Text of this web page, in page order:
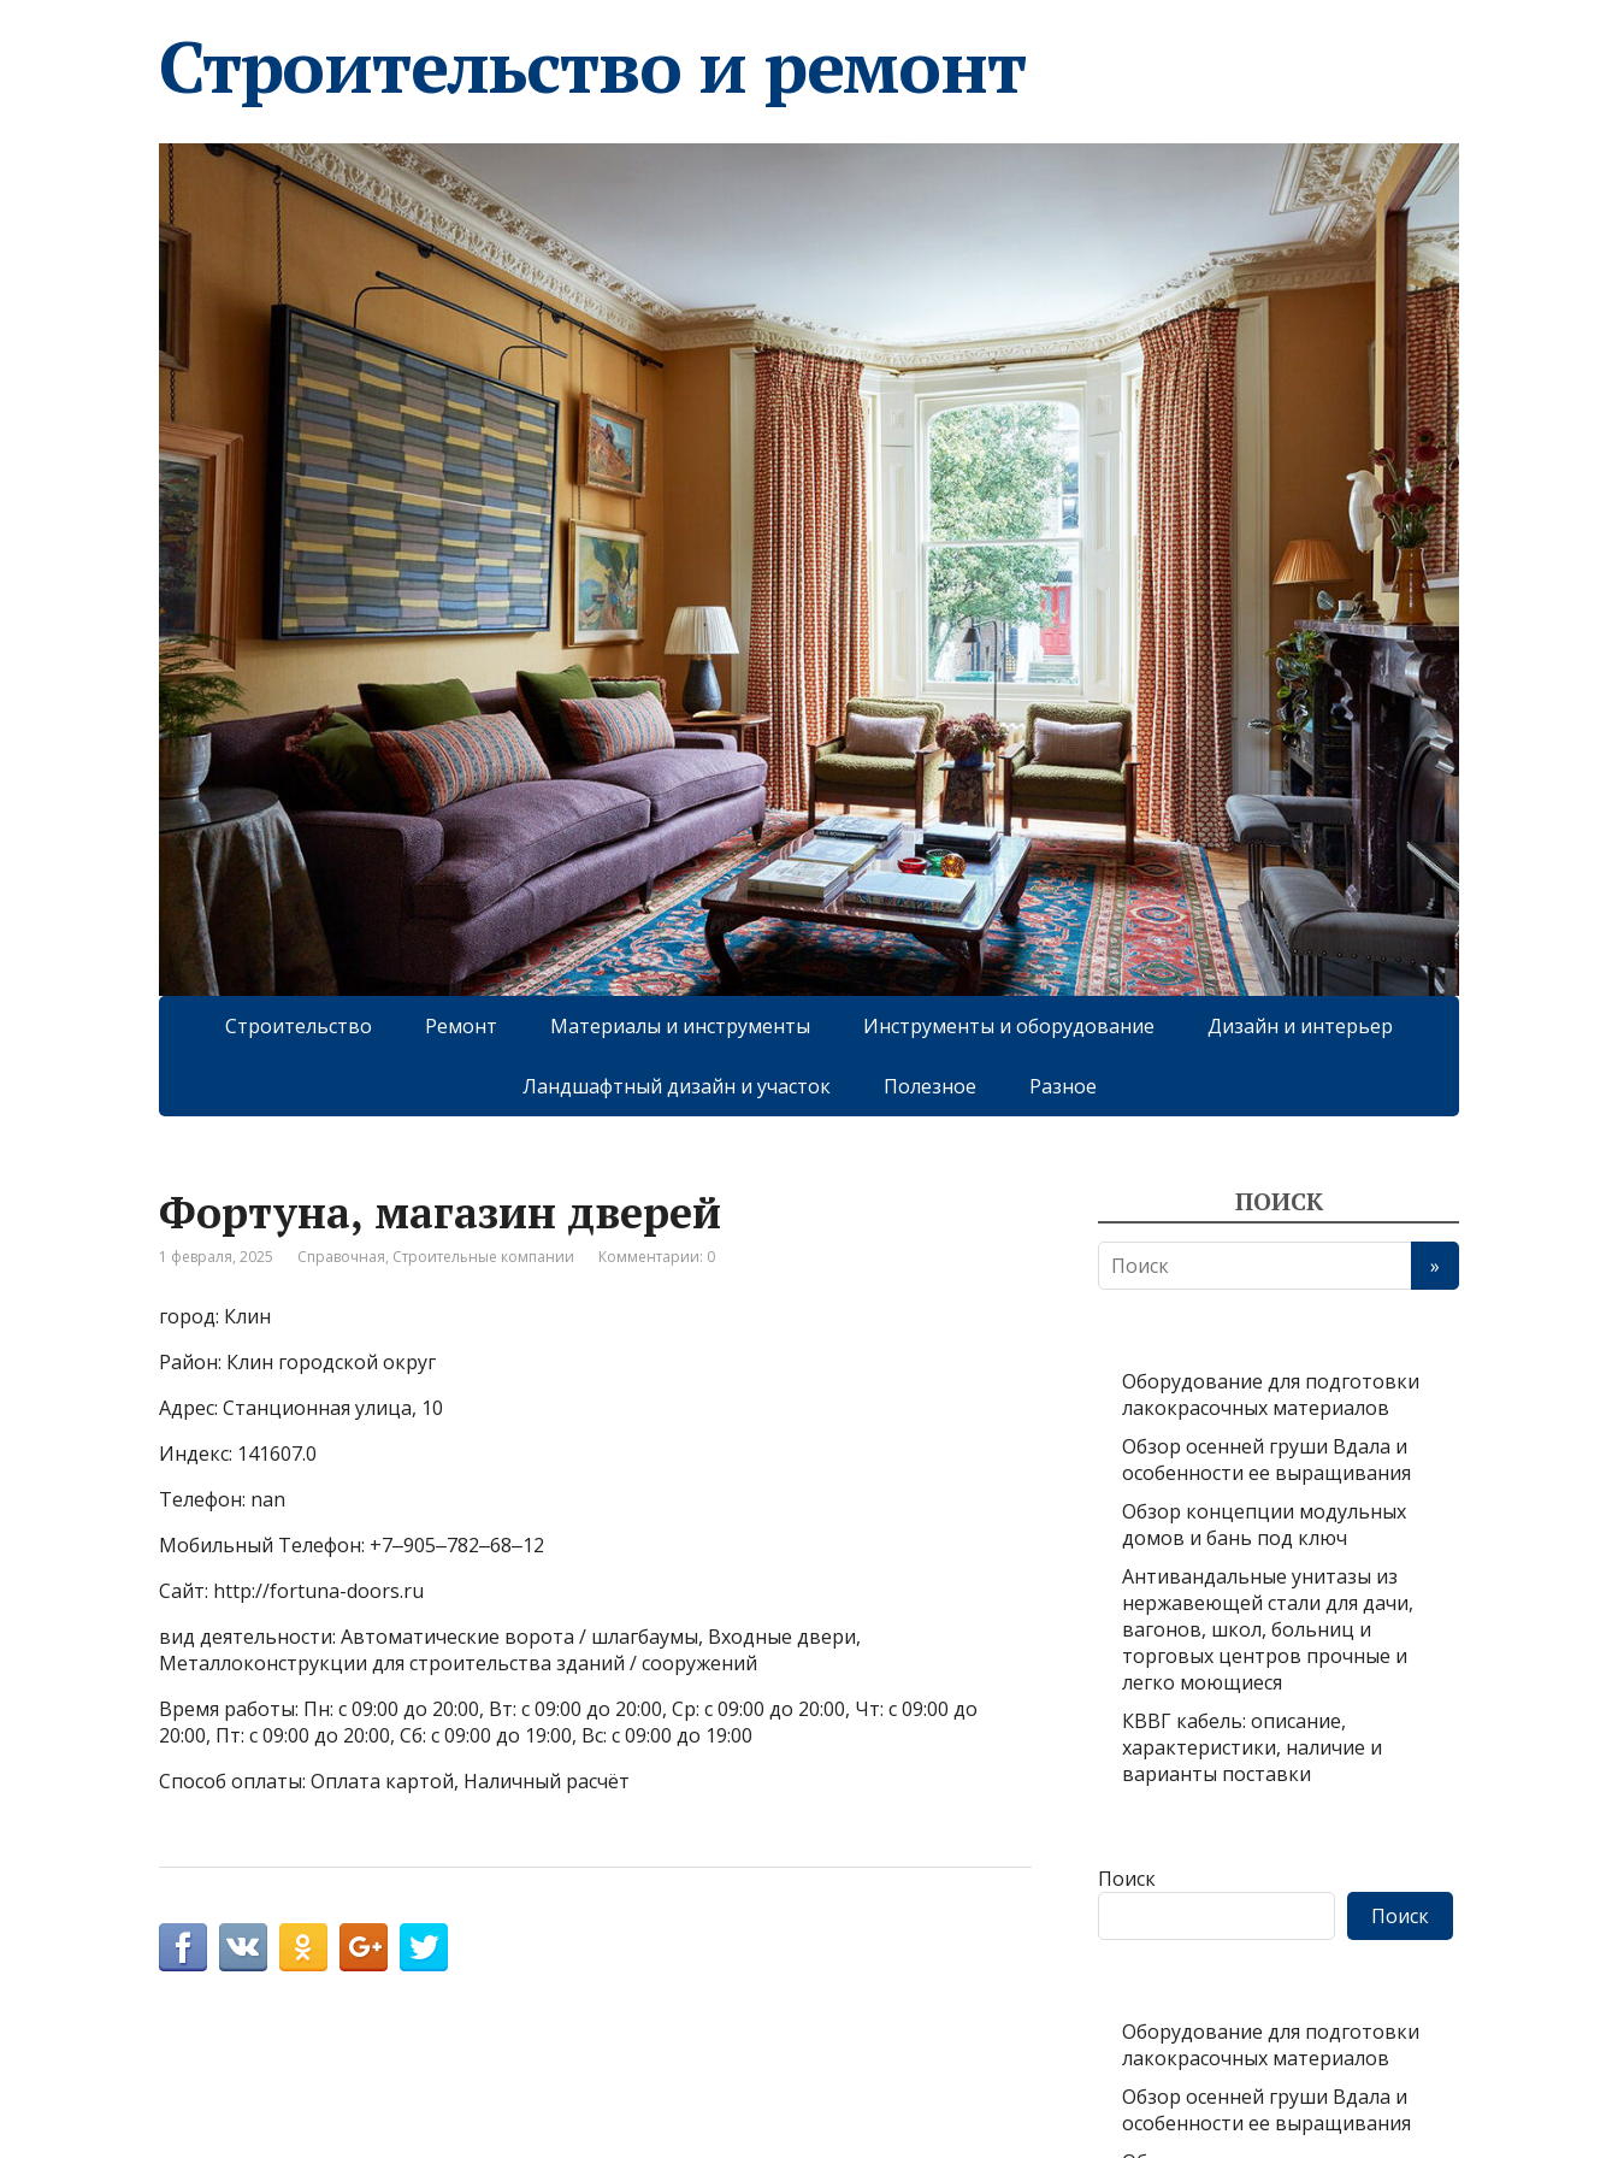
Строительство и ремонт
Строительство Ремонт Материалы и инструменты Инструменты и оборудование Дизайн и интерьер
Ландшафтный дизайн и участок Полезное Разное
Фортуна, магазин дверей
1 февраля, 2025 Справочная, Строительные компании Комментарии: 0
город: Клин
Район: Клин городской округ
Адрес: Станционная улица, 10
Индекс: 141607.0
Телефон: nan
Мобильный Телефон: +7‒905‒782‒68‒12
Сайт: http://fortuna-doors.ru
вид деятельности: Автоматические ворота / шлагбаумы, Входные двери,
Металлоконструкции для строительства зданий / сооружений
Время работы: Пн: с 09:00 до 20:00, Вт: с 09:00 до 20:00, Ср: с 09:00 до 20:00, Чт: с 09:00 до
20:00, Пт: с 09:00 до 20:00, Сб: с 09:00 до 19:00, Вс: с 09:00 до 19:00
Способ оплаты: Оплата картой, Наличный расчёт
ПОИСК
Оборудование для подготовки
лакокрасочных материалов
Обзор осенней груши Вдала и
особенности ее выращивания
Обзор концепции модульных
домов и бань под ключ
Антивандальные унитазы из
нержавеющей стали для дачи,
вагонов, школ, больниц и
торговых центров прочные и
легко моющиеся
КВВГ кабель: описание,
характеристики, наличие и
варианты поставки
Поиск
Поиск
Оборудование для подготовки
лакокрасочных материалов
Обзор осенней груши Вдала и
особенности ее выращивания